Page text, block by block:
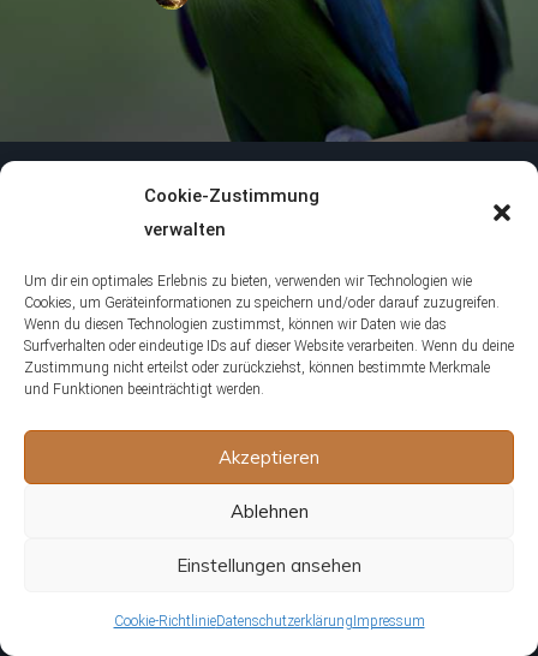
Cookie-Zustimmung
verwalten
Um dir ein optimales Erlebnis zu bieten, verwenden wir Technologien wie
Cookies, um Geräteinformationen zu speichern und/oder darauf zuzugreifen.
Wenn du diesen Technologien zustimmst, können wir Daten wie das
Surfverhalten oder eindeutige IDs auf dieser Website verarbeiten. Wenn du deine
Zustimmung nicht erteilst oder zurückziehst, können bestimmte Merkmale
und Funktionen beeinträchtigt werden.
Akzeptieren
Ablehnen
Einstellungen ansehen
Cookie-RichtlinieDatenschutzerklärung Impressum
Folge uns
Unsere Redaktion wird durch Leser unterstützt. Wir
verlinken u.a. auf ausgewählte Online-Shops und
Partner, von denen wir ggf. eine Vergütung erhalten.
Mehr erfahren
Themen
Agame
Agaporniden